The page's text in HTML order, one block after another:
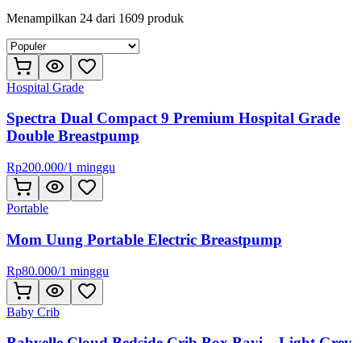
Menampilkan 24 dari 1609 produk
Hospital Grade
Spectra Dual Compact 9 Premium Hospital Grade
Double Breastpump
Rp200.000/1 minggu
Portable
Mom Uung Portable Electric Breastpump
Rp80.000/1 minggu
Baby Crib